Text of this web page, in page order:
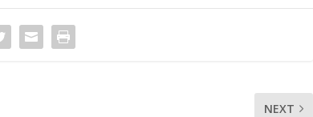
NEXT